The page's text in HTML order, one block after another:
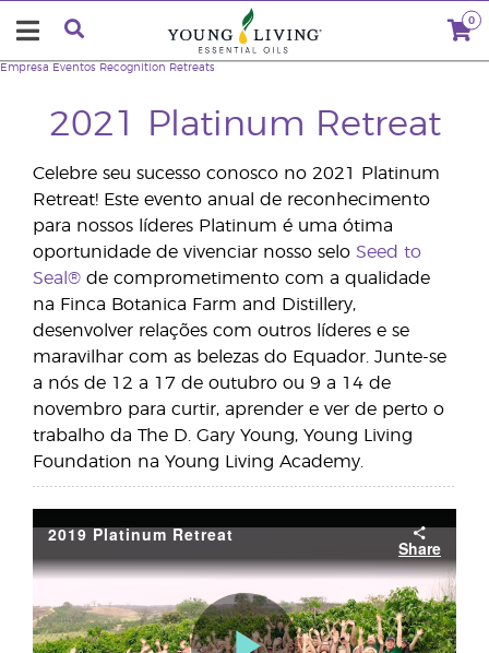
0
Empresa Eventos Recognition Retreats
2021 Platinum Retreat
Celebre seu sucesso conosco no 2021 Platinum
Retreat! Este evento anual de reconhecimento
para nossos líderes Platinum é uma ótima
oportunidade de vivenciar nosso selo Seed to
Seal® de comprometimento com a qualidade
na Finca Botanica Farm and Distillery,
desenvolver relações com outros líderes e se
maravilhar com as belezas do Equador. Junte-se
a nós de 12 a 17 de outubro ou 9 a 14 de
novembro para curtir, aprender e ver de perto o
trabalho da The D. Gary Young, Young Living
Foundation na Young Living Academy.